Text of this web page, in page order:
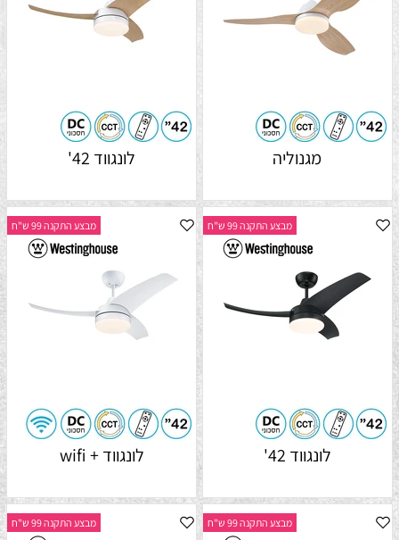
מגנוליה לונגווד 42'
מבצע התקנה 99 ש"ח
לונגווד 42'
מבצע התקנה 99 ש"ח
לונגווד + wifi
מבצע התקנה 99 ש"ח מבצע התקנה 99 ש"ח